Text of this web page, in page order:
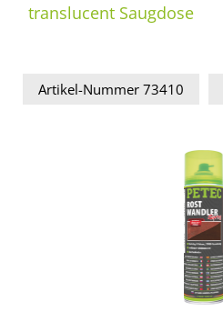
translucent Saugdose
Artikel-Nummer 73410